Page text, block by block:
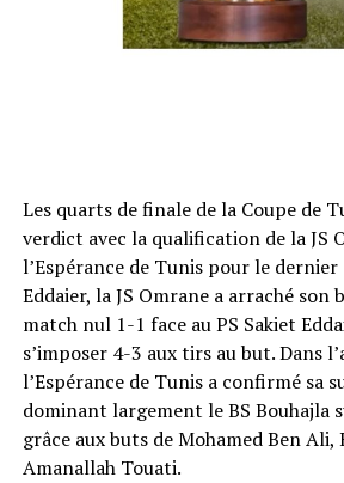
Les quarts de finale de la Coupe de
verdict avec la qualification de la JS
l’Espérance de Tunis pour le dernier
Eddaier, la JS Omrane a arraché son
match nul 1-1 face au PS Sakiet
s’imposer 4-3 aux tirs au but. Dans
l’Espérance de Tunis a confirmé sa
dominant largement le BS Bouhajla
grâce aux buts de Mohamed Ben Ali,
Amanallah Touati.